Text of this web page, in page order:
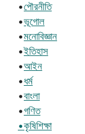
•পৌরনীতি
•ভূগোল
•মনোবিজ্ঞান
•ইতিহাস
•আইন
•ধর্ম
•বাংলা
•গণিত
•কৃষিশিক্ষা